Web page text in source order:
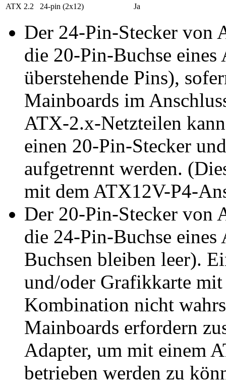
ATX 2.2
24-pin (2x12) Ja
Der 24-Pin-Stecker von
die 20-Pin-Buchse
überstehende Pins),
Mainboards im
ATX-2.x-Netzteilen
einen 20-Pin-Stecker
aufgetrennt werden.
mit dem ATX12V-P4-
Der 20-Pin-Stecker von
die 24-Pin-Buchse
Buchsen bleiben leer).
und/oder Grafikkarte
Kombination nicht
Mainboards erfordern
Adapter, um mit einem
betrieben werden zu